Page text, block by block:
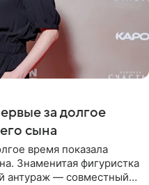
за долгое
сына
время показала
Знаменитая фигуристка
антураж — совместный